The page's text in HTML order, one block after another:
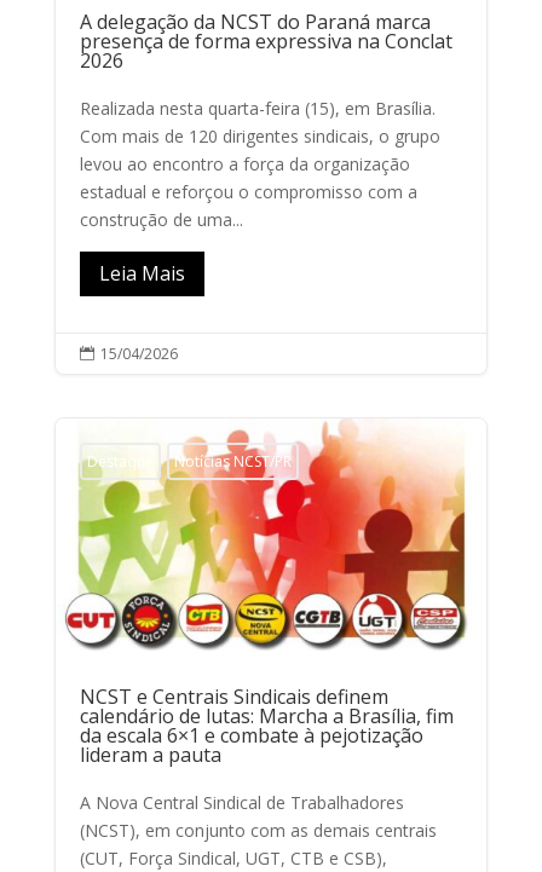
A delegação da NCST do Paraná marca
presença de forma expressiva na Conclat
2026
Realizada nesta quarta-feira (15), em Brasília.
Com mais de 120 dirigentes sindicais, o grupo
levou ao encontro a força da organização
estadual e reforçou o compromisso com a
construção de uma...
Leia Mais
 15/04/2026
Destaque Notícias NCST/PR
NCST e Centrais Sindicais definem
calendário de lutas: Marcha a Brasília, fim
da escala 6×1 e combate à pejotização
lideram a pauta
A Nova Central Sindical de Trabalhadores
(NCST), em conjunto com as demais centrais
(CUT, Força Sindical, UGT, CTB e CSB),